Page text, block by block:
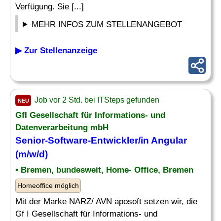
Verfügung. Sie [...]
MEHR INFOS ZUM STELLENANGEBOT
▶ Zur Stellenanzeige
NEU Job vor 2 Std. bei ITSteps gefunden
GfI Gesellschaft für Informations- und
Datenverarbeitung mbH
Senior-Software-Entwickler/in Angular
(m/w/d)
• Bremen, bundesweit, Home- Office, Bremen
Homeoffice möglich
Mit der Marke NARZ/ AVN aposoft setzen wir, die
Gf I Gesellschaft für Informations- und